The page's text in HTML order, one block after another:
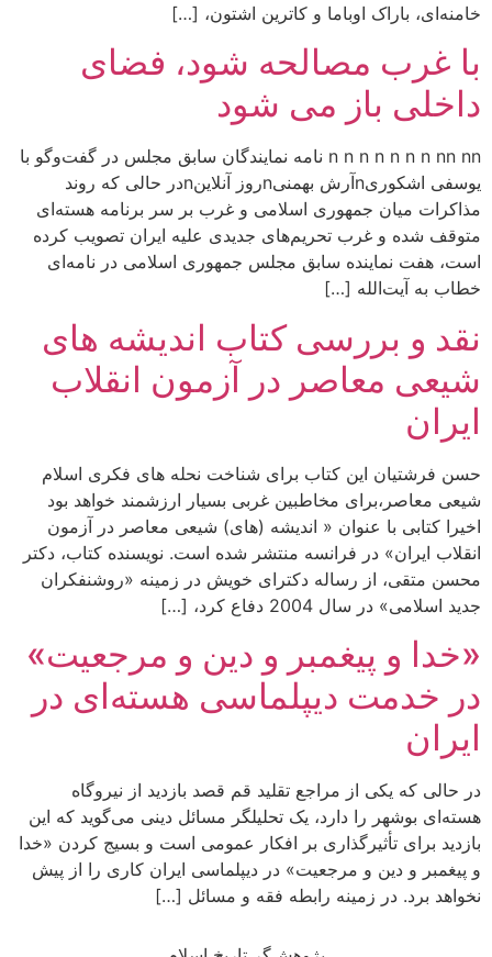
خامنه‌ای، باراک اوباما و کاترین اشتون، […]
با غرب مصالحه شود، فضای
داخلی باز می شود
n n n n n n n nn nn نامه نمایندگان سابق مجلس در گفت‌وگو با
یوسفی اشکوریnآرش بهمنیnروز آنلاینnدر حالی که روند
مذاکرات میان جمهوری اسلامی و غرب بر سر برنامه هسته‌ای
متوقف شده و غرب تحریم‌های جدیدی علیه ایران تصویب کرده
است، هفت نماینده سابق مجلس جمهوری اسلامی در نامه‌ای
خطاب به آیت‌الله […]
نقد و بررسی کتاب اندیشه های
شیعی معاصر در آزمون انقلاب
ایران
حسن فرشتیان این کتاب برای شناخت نحله های فکری اسلام
شیعی معاصر،برای مخاطبین غربی بسیار ارزشمند خواهد بود
اخیرا کتابی با عنوان « اندیشه (های) شیعی معاصر در آزمون
انقلاب ایران» در فرانسه منتشر شده است. نویسنده کتاب، دکتر
محسن متقی، از رساله دکترای خویش در زمینه «روشنفکران
جدید اسلامی» در سال 2004 دفاع کرد، […]
«خدا و پیغمبر و دین و مرجعیت»
در خدمت دیپلماسی هسته‌ای در
ایران
در حالی که یکی از مراجع تقلید قم قصد بازدید از نیروگاه
هسته‌ای بوشهر را دارد، یک تحلیلگر مسائل دینی می‌گوید که این
بازدید برای تأثیرگذاری بر افکار عمومی است و بسیج کردن «خدا
و پیغمبر و دین و مرجعیت» در دیپلماسی ایران کاری را از پیش
نخواهد برد. در زمینه رابطه فقه و مسائل […]